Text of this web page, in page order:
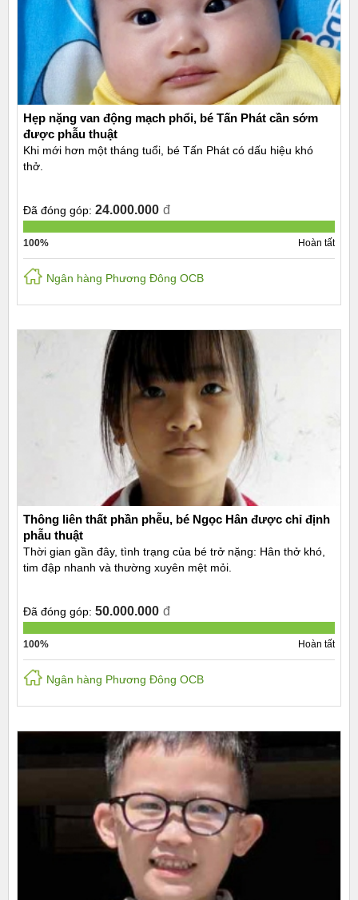
Hẹp nặng van động mạch phổi, bé Tấn Phát cần sớm
được phẫu thuật
Khi mới hơn một tháng tuổi, bé Tấn Phát có dấu hiệu khó
thở.
Đã đóng góp: 24.000.000 đ
100% Hoàn tất
Ngân hàng Phương Đông OCB
Thông liên thất phần phễu, bé Ngọc Hân được chỉ định
phẫu thuật
Thời gian gần đây, tình trạng của bé trở nặng: Hân thở khó,
tim đập nhanh và thường xuyên mệt mỏi.
Đã đóng góp: 50.000.000 đ
100% Hoàn tất
Ngân hàng Phương Đông OCB